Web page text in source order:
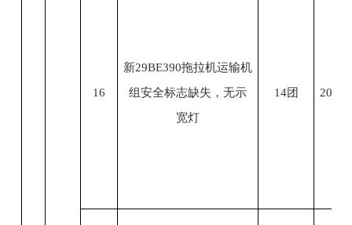
16
新29BE390拖拉机运输机
组安全标志缺失，无示
宽灯
14团